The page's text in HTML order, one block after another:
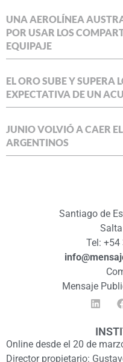
UNA AEROLÍNEA
POR USAR LOS
EQUIPAJE
EL ORO SUBE Y SUPERA
EXPECTATIVA DE UN
JUNIO VOLVIÓ A CAER
ARGENTINOS
Santiago de
Tel: +54
Mensaje
Online desde el 20 de
Director propietario: